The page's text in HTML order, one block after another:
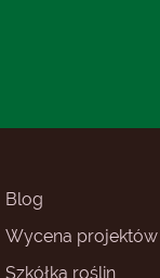
Blog
Wycena projektów
Szkółka roślin